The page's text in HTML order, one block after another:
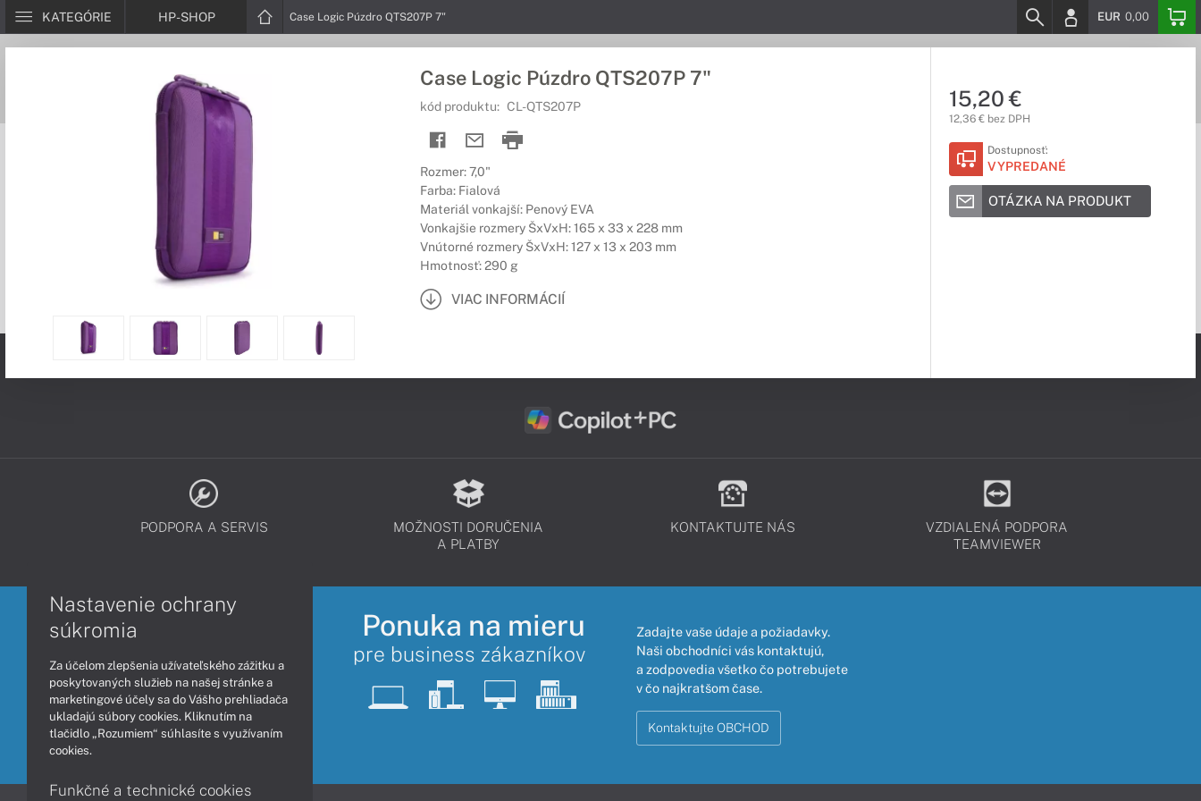
KATEGÓRIE HP-SHOP Case Logic Púzdro QTS207P 7" EUR 0,00
Case Logic Púzdro QTS207P 7"
kód produktu: CL-QTS207P
Rozmer: 7,0"
Farba: Fialová
Materiál vonkajší: Penový EVA
Vonkajšie rozmery ŠxVxH: 165 x 33 x 228 mm
Vnútorné rozmery ŠxVxH: 127 x 13 x 203 mm
Hmotnosť: 290 g
VIAC INFORMÁCIÍ
15,20 €
12,36 € bez DPH
Dostupnosť:
VYPREDANÉ
OTÁZKA NA PRODUKT
PODPORA A SERVIS
MOŽNOSTI DORUČENIA
A PLATBY
KONTAKTUJTE NÁS
VZDIALENÁ PODPORA
TEAMVIEWER
Ponuka na mieru
pre business zákazníkov
Zadajte vaše údaje a požiadavky.
Naši obchodníci vás kontaktujú,
a zodpovedia všetko čo potrebujete
v čo najkratšom čase.
Kontaktujte OBCHOD
Nastavenie ochrany
súkromia
Za účelom zlepšenia užívateľského zážitku a
poskytovaných služieb na našej stránke a
marketingové účely sa do Vášho prehliadača
ukladajú súbory cookies. Kliknutím na
tlačidlo „Rozumiem“ súhlasíte s využívaním
cookies.
Funkčné a technické cookies